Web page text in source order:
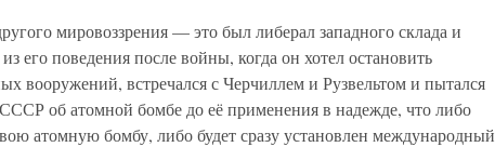
мировоззрения — это был либерал западного склада и
его поведения после войны, когда он хотел остановить
вооружений, встречался с Черчиллем и Рузвельтом и пытался
об атомной бомбе до её применения в надежде, что либо
атомную бомбу, либо будет сразу установлен международный